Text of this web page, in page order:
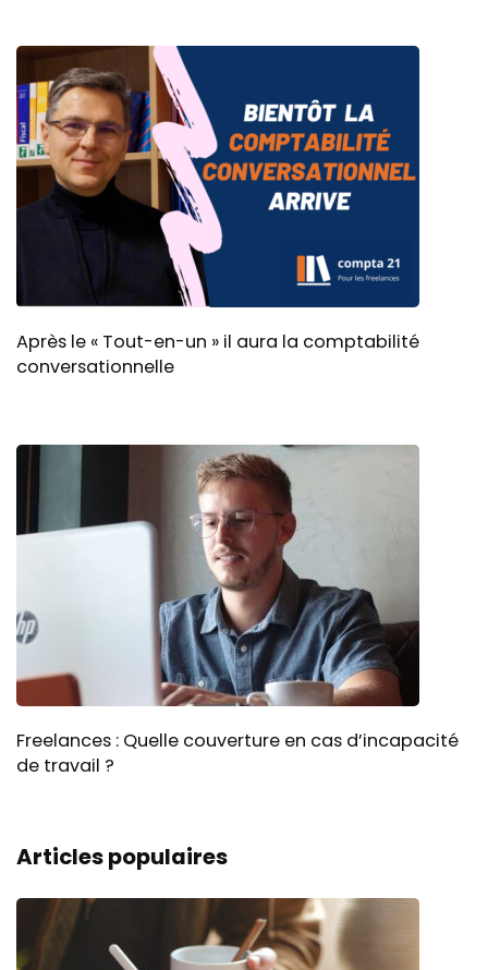
Après le « Tout-en-un » il aura la comptabilité
conversationnelle
Freelances : Quelle couverture en cas d’incapacité
de travail ?
Articles populaires